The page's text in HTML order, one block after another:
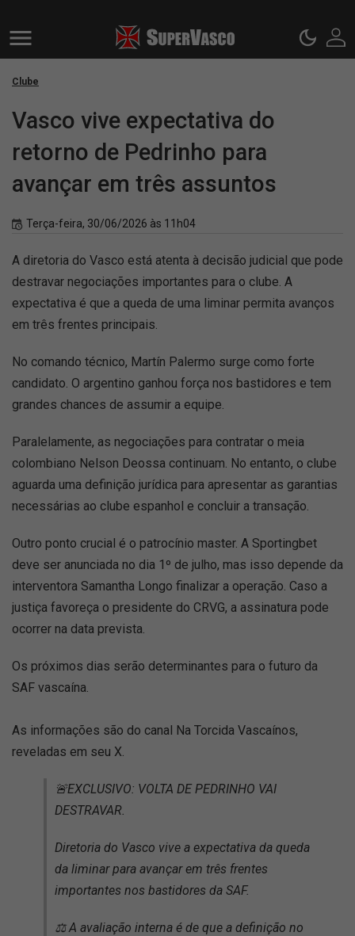
Clube
Vasco vive expectativa do
retorno de Pedrinho para
avançar em três assuntos
Terça-feira, 30/06/2026 às 11h04
A diretoria do Vasco está atenta à decisão judicial que pode
destravar negociações importantes para o clube. A
expectativa é que a queda de uma liminar permita avanços
em três frentes principais.
No comando técnico, Martín Palermo surge como forte
candidato. O argentino ganhou força nos bastidores e tem
grandes chances de assumir a equipe.
Paralelamente, as negociações para contratar o meia
colombiano Nelson Deossa continuam. No entanto, o clube
aguarda uma definição jurídica para apresentar as garantias
necessárias ao clube espanhol e concluir a transação.
Outro ponto crucial é o patrocínio master. A Sportingbet
deve ser anunciada no dia 1º de julho, mas isso depende da
interventora Samantha Longo finalizar a operação. Caso a
justiça favoreça o presidente do CRVG, a assinatura pode
ocorrer na data prevista.
Os próximos dias serão determinantes para o futuro da
SAF vascaína.
As informações são do canal Na Torcida Vascaínos,
reveladas em seu X.
🚨EXCLUSIVO: VOLTA DE PEDRINHO VAI
DESTRAVAR.
Diretoria do Vasco vive a expectativa da queda
da liminar para avançar em três frentes
importantes nos bastidores da SAF.
⚖️ A avaliação interna é de que a definição no